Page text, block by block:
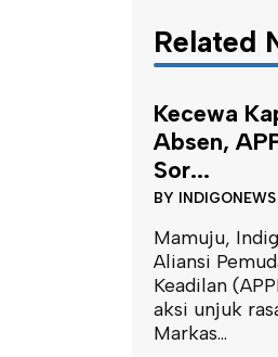
Related
Unhas
Papan Kod...
BY INDIGONEWS
Pinrang,
Mahasiswa
Nyata
Gelombang
Hasanud...